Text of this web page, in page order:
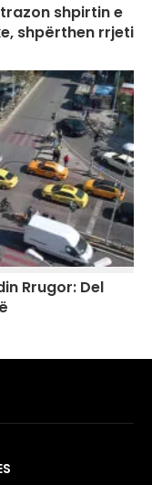
shpirtin e
shpërthen rrjeti
Rrugor: Del